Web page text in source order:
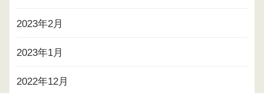
2023年2月
2023年1月
2022年12月